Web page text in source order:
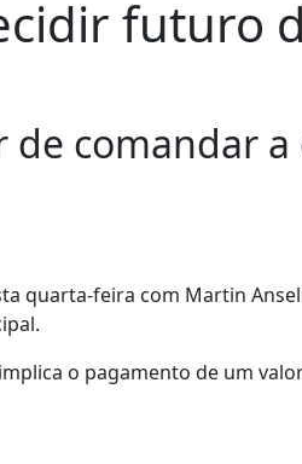
futuro
comandar
quarta-feira com Martin
o pagamento de um